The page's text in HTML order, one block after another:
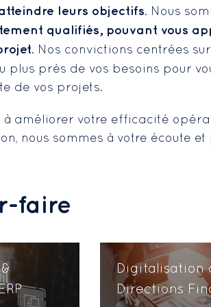
leurs objectifs. Nous
qualifiés, pouvant vous
. Nos convictions centrées
plus près de vos besoins pour
de vos projets.
à améliorer votre efficacité
nous sommes à votre écoute
faire
Digitalisation
Directions